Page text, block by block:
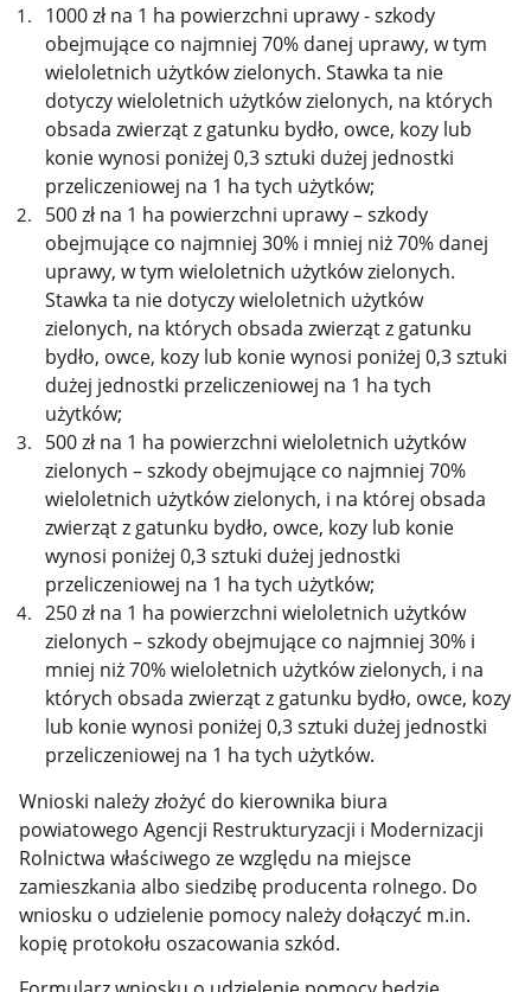
1000 zł na 1 ha powierzchni uprawy - szkody
obejmujące co najmniej 70% danej uprawy, w tym
wieloletnich użytków zielonych. Stawka ta nie
dotyczy wieloletnich użytków zielonych, na których
obsada zwierząt z gatunku bydło, owce, kozy lub
konie wynosi poniżej 0,3 sztuki dużej jednostki
przeliczeniowej na 1 ha tych użytków;
500 zł na 1 ha powierzchni uprawy – szkody
obejmujące co najmniej 30% i mniej niż 70% danej
uprawy, w tym wieloletnich użytków zielonych.
Stawka ta nie dotyczy wieloletnich użytków
zielonych, na których obsada zwierząt z gatunku
bydło, owce, kozy lub konie wynosi poniżej 0,3 sztuki
dużej jednostki przeliczeniowej na 1 ha tych
użytków;
500 zł na 1 ha powierzchni wieloletnich użytków
zielonych – szkody obejmujące co najmniej 70%
wieloletnich użytków zielonych, i na której obsada
zwierząt z gatunku bydło, owce, kozy lub konie
wynosi poniżej 0,3 sztuki dużej jednostki
przeliczeniowej na 1 ha tych użytków;
250 zł na 1 ha powierzchni wieloletnich użytków
zielonych – szkody obejmujące co najmniej 30% i
mniej niż 70% wieloletnich użytków zielonych, i na
których obsada zwierząt z gatunku bydło, owce, kozy
lub konie wynosi poniżej 0,3 sztuki dużej jednostki
przeliczeniowej na 1 ha tych użytków.
Wnioski należy złożyć do kierownika biura
powiatowego Agencji Restrukturyzacji i Modernizacji
Rolnictwa właściwego ze względu na miejsce
zamieszkania albo siedzibę producenta rolnego. Do
wniosku o udzielenie pomocy należy dołączyć m.in.
kopię protokołu oszacowania szkód.